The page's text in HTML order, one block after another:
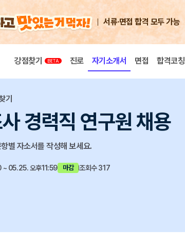
서류·면접 합격 모두 가능
강점찾기 진로 자기소개서 면접 합격코칭
기
경력직 연구원 채용
별 자소서를 작성해 보세요.
05.25. 오후11:59 마감 조회수 317